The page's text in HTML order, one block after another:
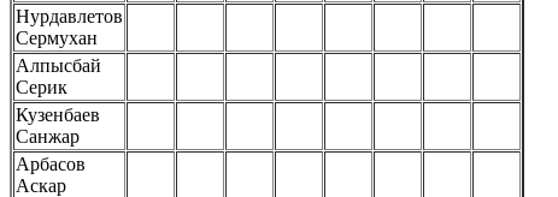
Нурдавлетов
Сермухан
Алпысбай
Серик
Кузенбаев
Санжар
Арбасов
Аскар